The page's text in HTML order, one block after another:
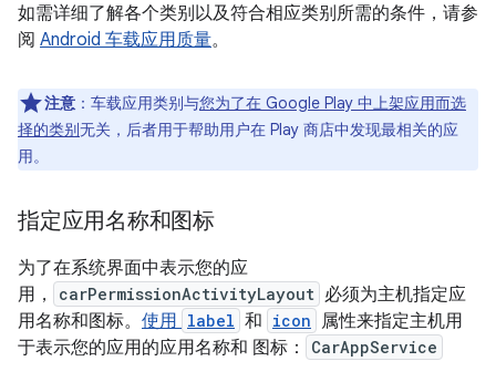
如需详细了解各个类别以及符合相应类别所需的条件，请参
阅 Android 车载应用质量。
注意 ： 车载应用类别与您为了在 Google Play 中上架应用而选
择的类别无关，后者用于帮助用户在 Play 商店中发现最相关的应
用。
指定应用名称和图标
为了在系统界面中表示您的应
用，
carPermissionActivityLayout 必须为主机指定应
用名称和图标。 使用 label 和 icon 属性来指定主机用
于表示您的应用的应用名称和 图标：
CarAppService